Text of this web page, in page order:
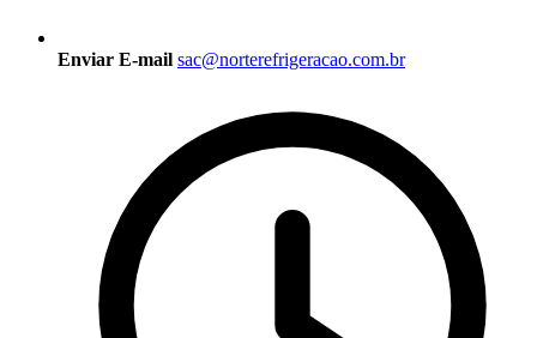
Enviar E-mail sac@norterefrigeracao.com.br